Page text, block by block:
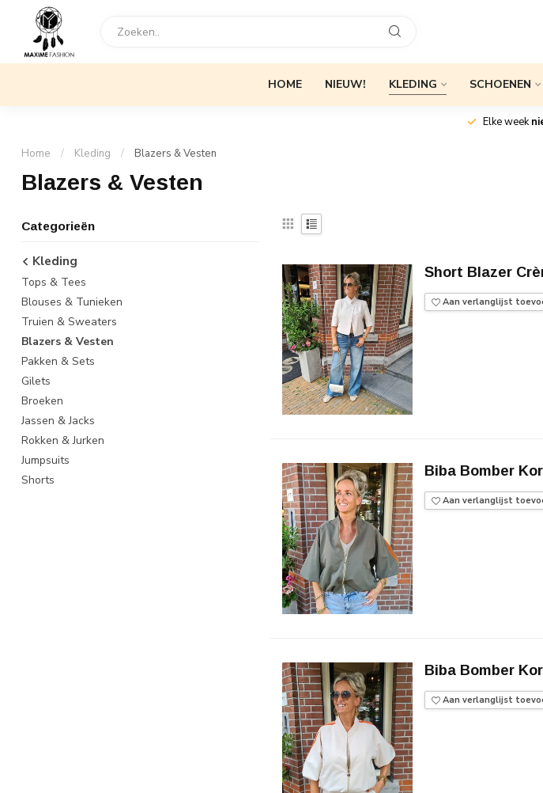
HOME NIEUW! KLEDING SCHOENEN
Elke week
Home / Kleding / Blazers & Vesten
Blazers & Vesten
Categorieën
Kleding
Tops & Tees
Blouses & Tunieken
Truien & Sweaters
Blazers & Vesten
Pakken & Sets
Gilets
Broeken
Jassen & Jacks
Rokken & Jurken
Jumpsuits
Shorts
Short Blazer
Aan verlanglijst
Biba Bomber
Aan verlanglijst
Biba Bomber
Aan verlanglijst